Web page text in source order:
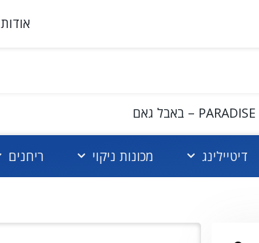
אודות
דיטיילינג מכונות ניקוי ריחנים